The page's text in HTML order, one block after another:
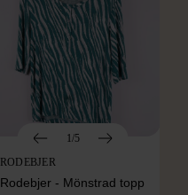
1/5
RODEBJER
Rodebjer - Mönstrad topp